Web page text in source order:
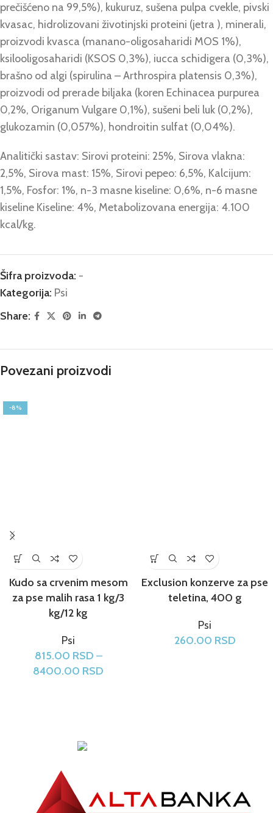
prečišćeno na 99,5%), kukuruz, sušena pulpa cvekle, pivski
kvasac, hidrolizovani životinjski proteini (jetra ), minerali,
proizvodi kvasca (manano-oligosaharidi MOS 1%),
ksilooligosaharidi (KSOS 0,3%), iucca schidigera (0,3%),
brašno od algi (spirulina – Arthrospira platensis 0,3%),
proizvodi od prerade biljaka (koren Echinacea purpurea
0,2%, Origanum Vulgare 0,1%), sušeni beli luk (0,2%),
glukozamin (0,057%), hondroitin sulfat (0,04%).
Analitički sastav: Sirovi proteini: 25%, Sirova vlakna:
2,5%, Sirova mast: 15%, Sirovi pepeo: 6,5%, Kalcijum:
1,5%, Fosfor: 1%, n-3 masne kiseline: 0,6%, n-6 masne
kiseline Kiseline: 4%, Metabolizovana energija: 4.100
kcal/kg.
Šifra proizvoda: -
Kategorija: Psi
Share:
Povezani proizvodi
-8%
Kudo sa crvenim mesom
za pse malih rasa 1 kg/3
kg/12 kg
Psi
815.00 RSD –
8400.00 RSD
Exclusion konzerve za pse
teletina, 400 g
Psi
260.00 RSD